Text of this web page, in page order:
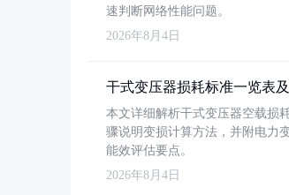
速判断网络性能问题。
2026年8月4日
干式变压器损耗标准一览表
本文详细解析干式变压器空载损
骤说明变损计算方法，并附电力
能效评估要点。
2026年8月4日